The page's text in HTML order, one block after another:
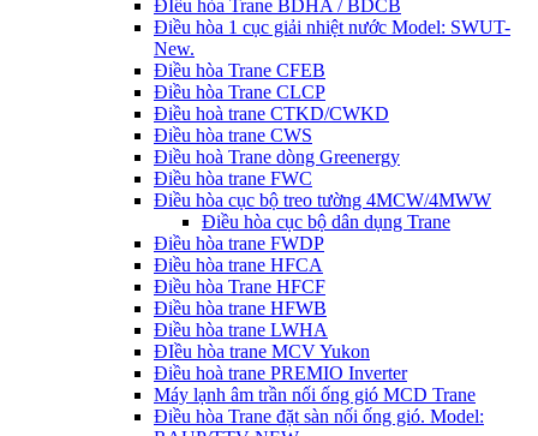
ĐIều hòa Trane BDHA / BDCB
Điều hòa 1 cục giải nhiệt nước Model: SWUT-
New.
Điều hòa Trane CFEB
Điều hòa Trane CLCP
Điều hoà trane CTKD/CWKD
Điều hòa trane CWS
Điều hoà Trane dòng Greenergy
Điều hòa trane FWC
Điều hòa cục bộ treo tường 4MCW/4MWW
Điều hòa cục bộ dân dụng Trane
Điều hòa trane FWDP
Điều hòa trane HFCA
Điều hòa Trane HFCF
Điều hòa trane HFWB
Điều hòa trane LWHA
ĐIều hòa trane MCV Yukon
Điều hoà trane PREMIO Inverter
Máy lạnh âm trần nối ống gió MCD Trane
Điều hòa Trane đặt sàn nối ống gió. Model: